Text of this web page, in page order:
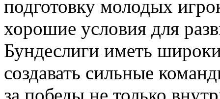
подготовку молодых
хорошие условия для
Бундеслиги иметь
создавать сильные
за победы не только